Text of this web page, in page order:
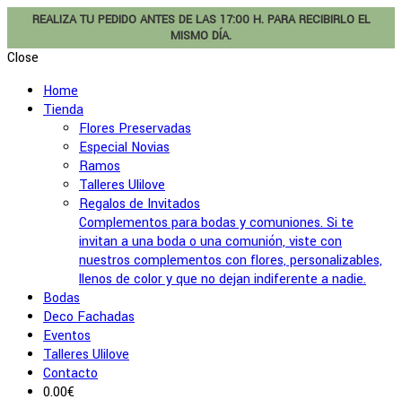
REALIZA TU PEDIDO ANTES DE LAS 17:00 H. PARA RECIBIRLO EL
MISMO DÍA.
Close
Home
Tienda
Flores Preservadas
Especial Novias
Ramos
Talleres Ulilove
Regalos de Invitados
Complementos para bodas y comuniones. Si te
invitan a una boda o una comunión, viste con
nuestros complementos con flores, personalizables,
llenos de color y que no dejan indiferente a nadie.
Bodas
Deco Fachadas
Eventos
Talleres Ulilove
Contacto
0.00€